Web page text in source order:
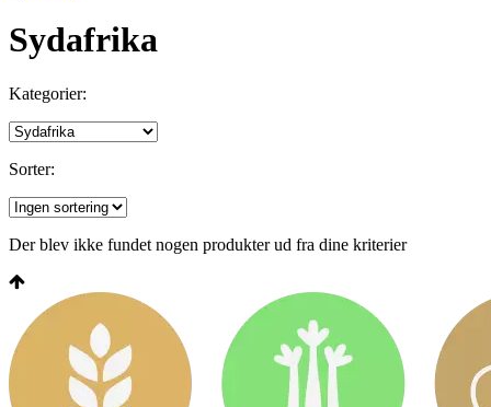
Sydafrika
Kategorier:
Sorter:
Der blev ikke fundet nogen produkter ud fra dine kriterier